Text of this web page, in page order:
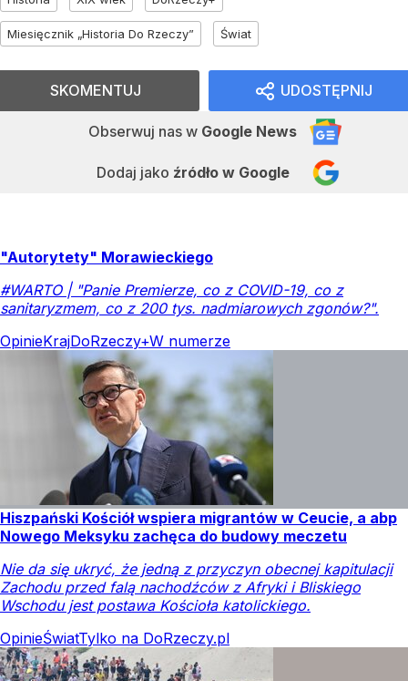
Miesięcznik „Historia Do Rzeczy” Świat
UDOSTĘPNIJ
Obserwuj nas w Google News
Dodaj jako źródło w Google
SKOMENTUJ
"Autorytety" Morawieckiego
#WARTO | "Panie Premierze, co z COVID-19, co z
sanitaryzmem, co z 200 tys. nadmiarowych zgonów?".
OpinieKrajDoRzeczy+W numerze
Hiszpański Kościół wspiera migrantów w Ceucie, a abp
Nowego Meksyku zachęca do budowy meczetu
Nie da się ukryć, że jedną z przyczyn obecnej kapitulacji
Zachodu przed falą nachodźców z Afryki i Bliskiego
Wschodu jest postawa Kościoła katolickiego.
OpinieŚwiatTylko na DoRzeczy.pl